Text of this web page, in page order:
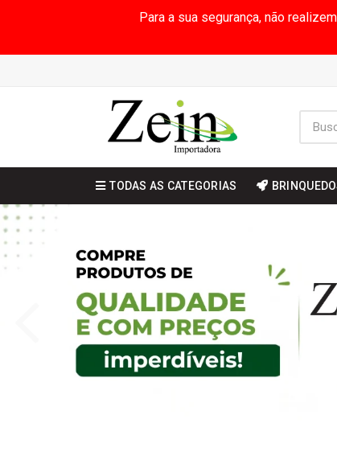
Para a sua segurança, não
TODAS AS CATEGORIAS